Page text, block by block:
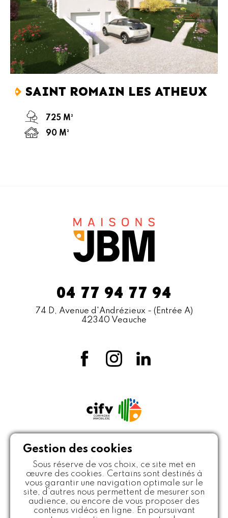
SAINT ROMAIN LES ATHEUX
725 M²
90 M²
04 77 94 77 94
74 D, Avenue d'Andrézieux - (Entrée A)
42340 Veauche
Politique de protection des données
Mentions légales
Crédits Plan du site
Gestion des cookies
Sous réserve de vos choix, ce site met en
œuvre des cookies. Certains sont destinés à
vous garantir une navigation optimale sur le
site, d’autres nous permettent de mesurer son
audience, ou encore de vous proposer des
contenus vidéos en ligne. En poursuivant